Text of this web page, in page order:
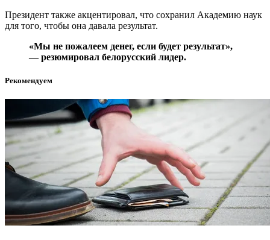
Президент также акцентировал, что сохранил Академию наук
для того, чтобы она давала результат.
«Мы не пожалеем денег, если будет результат»,
— резюмировал белорусский лидер.
Рекомендуем